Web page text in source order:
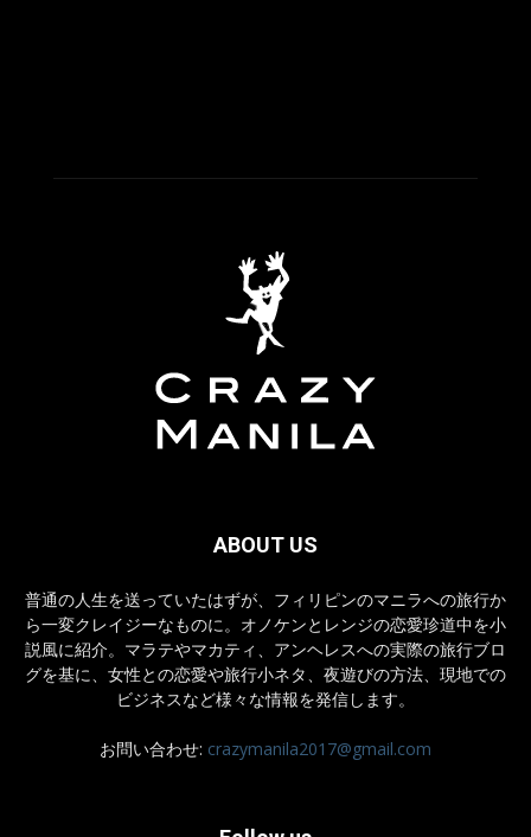
ABOUT US
普通の人生を送っていたはずが、フィリピンのマニラへの旅行か
ら一変クレイジーなものに。オノケンとレンジの恋愛珍道中を小
説風に紹介。マラテやマカティ、アンヘレスへの実際の旅行ブロ
グを基に、女性との恋愛や旅行小ネタ、夜遊びの方法、現地での
ビジネスなど様々な情報を発信します。
お問い合わせ: crazymanila2017@gmail.com